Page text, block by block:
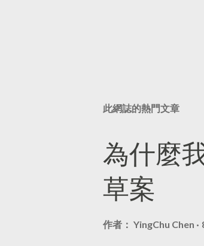
此網誌的熱門文章
為什麼
草案
作者： YingChu Chen